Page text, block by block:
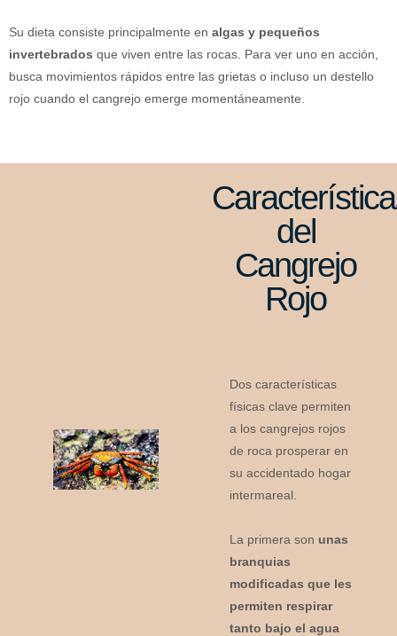
Su dieta consiste principalmente en algas y pequeños
invertebrados que viven entre las rocas. Para ver uno en acción,
busca movimientos rápidos entre las grietas o incluso un destello
rojo cuando el cangrejo emerge momentáneamente.
del
Cangrejo
Rojo
Dos características
físicas clave permiten
a los cangrejos rojos
de roca prosperar en
su accidentado hogar
intermareal.
La primera son unas
branquias
modificadas que les
permiten respirar
tanto bajo el agua